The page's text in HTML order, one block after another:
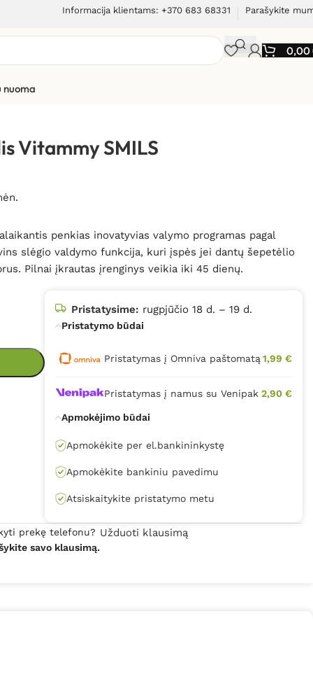
Informacija klientams: +370 683 68331 Parašykite
0,00
nuoma
Vitammy SMILS
penkias inovatyvias valymo programas pagal
slėgio valdymo funkcija, kuri įspės jei dantų šepetėlio
Pilnai įkrautas įrenginys veikia iki 45 dienų.
Pristatysime: rugpjūčio 18 d. – 19 d.
Pristatymo būdai
Pristatymas į Omniva paštomatą 1,99 €
Pristatymas į namus su Venipak 2,90 €
Apmokėjimo būdai
Apmokėkite per el.bankininkystę
Apmokėkite bankiniu pavedimu
Atsiskaitykite pristatymo metu
prekę telefonu?
savo klausimą.
Užduoti klausimą